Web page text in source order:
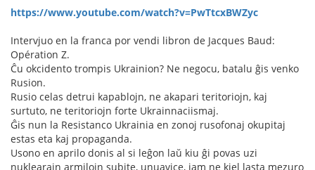
https://www.youtube.com/watch?v=PwTtcxBWZyc
Intervjuo en la franca por vendi libron de Jacques Baud:
Opération Z.
Ĉu okcidento trompis Ukrainion? Ne negocu, batalu ĝis venko
Rusion.
Rusio celas detrui kapablojn, ne akapari teritoriojn, kaj
surtuto, ne teritoriojn forte Ukrainnaciismaj.
Ĝis nun la Resistanco Ukrainia en zonoj rusofonaj okupitaj
estas eta kaj propaganda.
Usono en aprilo donis al si leĝon laŭ kiu ĝi povas uzi
nuklearajn armilojn subite, unuavice, jam ne kiel lasta mezuro